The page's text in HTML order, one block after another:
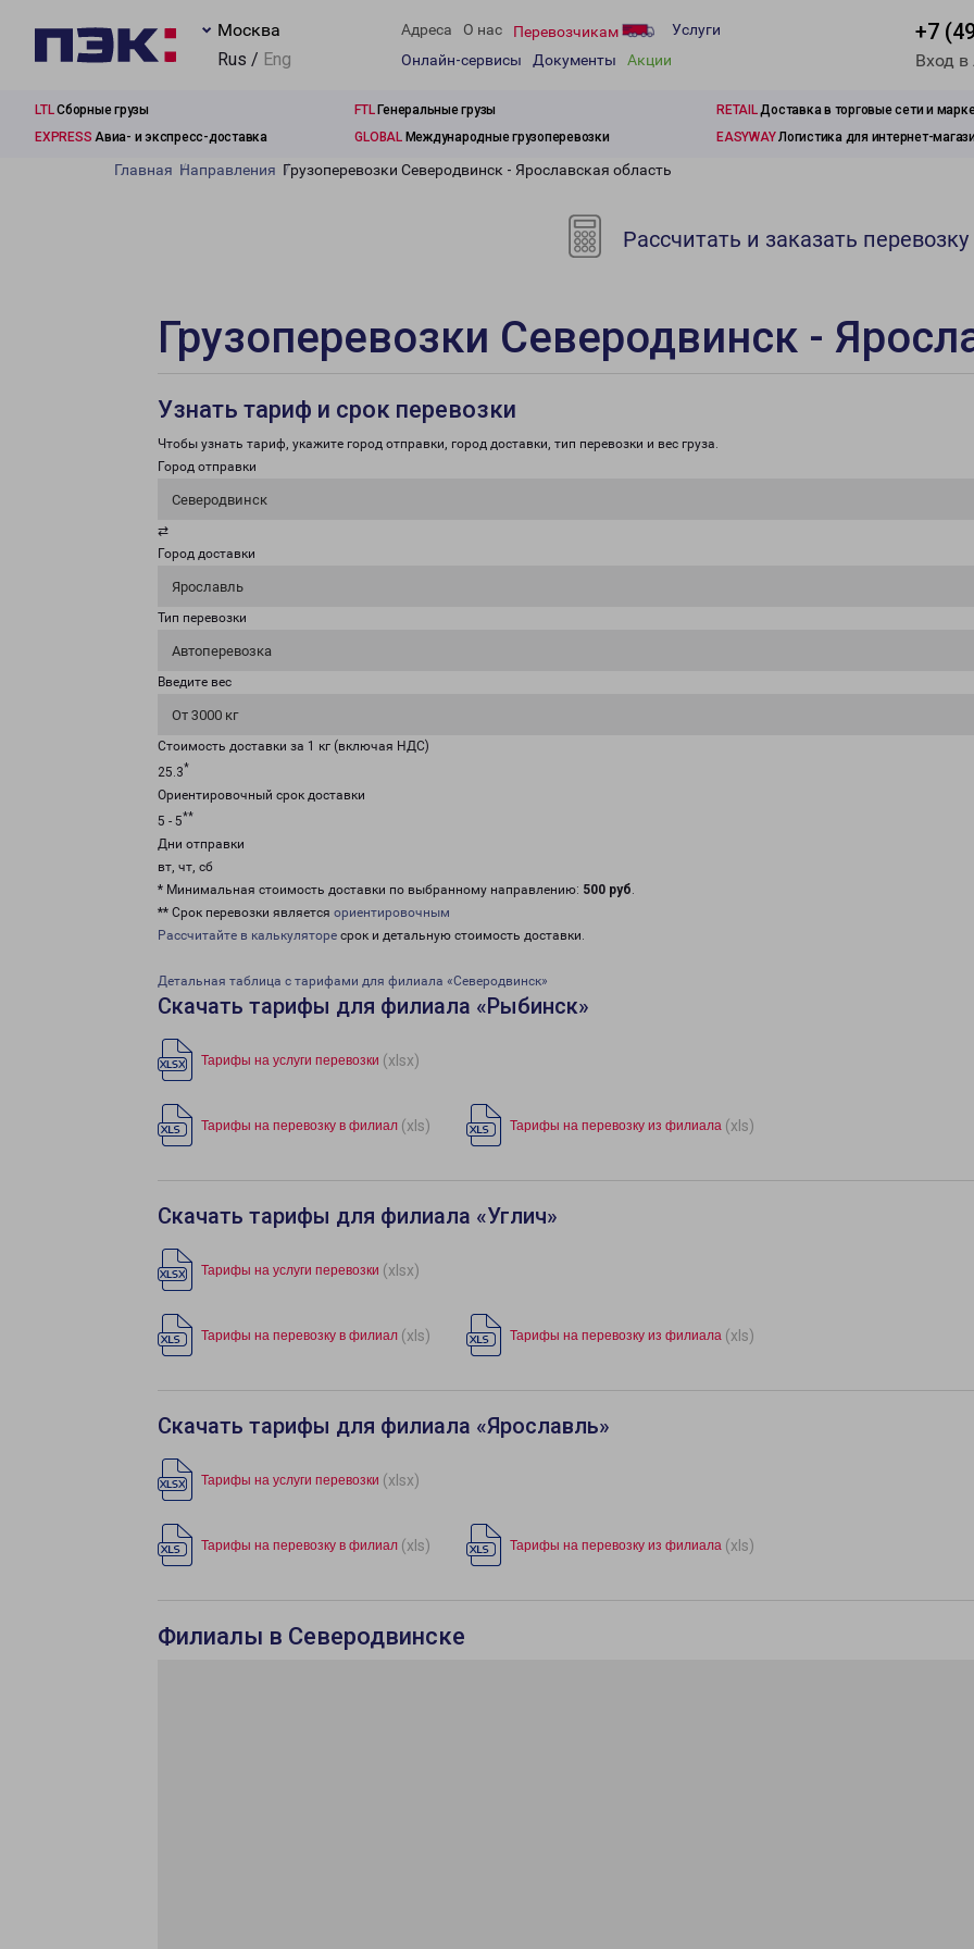
Москва
Rus / Eng
Адреса О нас Перевозчикам
Услуги
Онлайн-сервисы
Документы Акции
+7
Вход
LTLСборные грузы FTLГенеральные грузы RETAILДоставка в торговые сети и
EXPRESS Авиа- и экспресс-доставка GLOBALМеждународные грузоперевозки EASYWAYЛогистика для интернет-
Главная Направления Грузоперевозки Северодвинск - Ярославская область
Рассчитать и заказать перевозку
Грузоперевозки Северодвинск -
Узнать тариф и срок перевозки
Чтобы узнать тариф, укажите город отправки, город доставки, тип перевозки и вес груза.
Город отправки
Северодвинск
⇄
Город доставки
Ярославль
Тип перевозки
Автоперевозка
Введите вес
От 3000 кг
Стоимость доставки за 1 кг (включая НДС)
25.3*
Ориентировочный срок доставки
5 - 5**
Дни отправки
вт, чт, сб
* Минимальная стоимость доставки по выбранному направлению: 500 руб.
** Срок перевозки является ориентировочным
Рассчитайте в калькуляторе срок и детальную стоимость доставки.
Детальная таблица с тарифами для филиала «Северодвинск»
Скачать тарифы для филиала «Рыбинск»
Тарифы на услуги перевозки (xlsx)
Тарифы на перевозку в филиал (xls) Тарифы на перевозку из филиала (xls)
Скачать тарифы для филиала «Углич»
Тарифы на услуги перевозки (xlsx)
Тарифы на перевозку в филиал (xls) Тарифы на перевозку из филиала (xls)
Скачать тарифы для филиала «Ярославль»
Тарифы на услуги перевозки (xlsx)
Тарифы на перевозку в филиал (xls) Тарифы на перевозку из филиала (xls)
Филиалы в Северодвинске